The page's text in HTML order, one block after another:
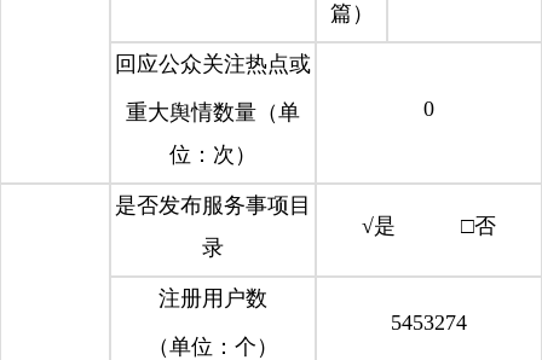
篇）
回应公众关注热点或
重大舆情数量（单
位：次）
0
是否发布服务事项目
录
√是 □否
注册用户数
（单位：个）
5453274